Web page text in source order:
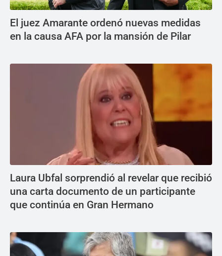
El juez Amarante ordenó nuevas medidas
en la causa AFA por la mansión de Pilar
Laura Ubfal sorprendió al revelar que recibió
una carta documento de un participante
que continúa en Gran Hermano